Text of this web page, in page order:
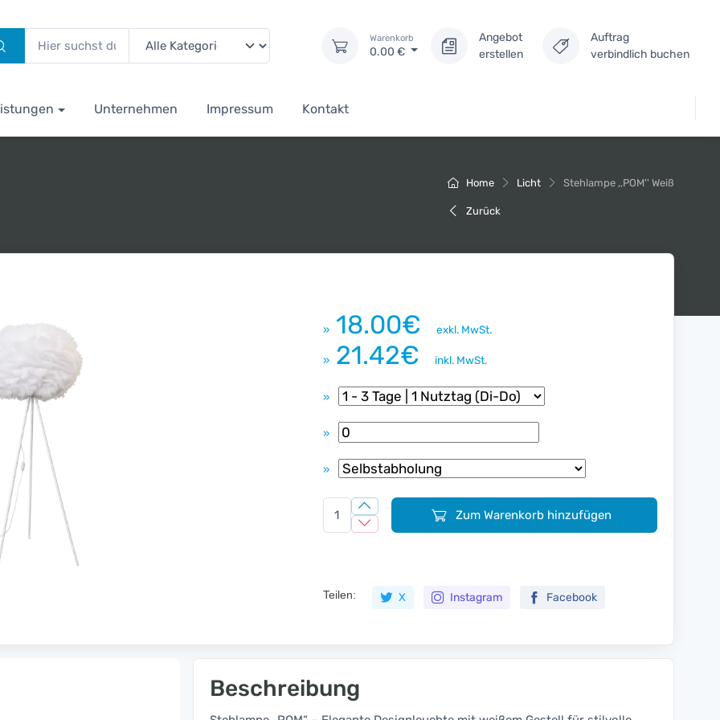
Warenkorb
0.00 €
Angebot
erstellen
Auftrag
verbindlich buchen
Unternehmen Impressum Kontakt
Home Licht Stehlampe ,,POM'' Weiß
Zurück
» 18.00€ exkl. MwSt.
» 21.42€ inkl. MwSt.
»
»
»
Zum Warenkorb hinzufügen
Teilen: X Instagram Facebook
Beschreibung